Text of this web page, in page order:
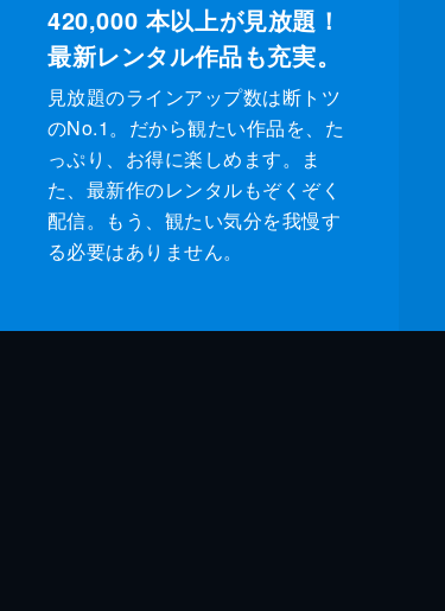
420,000 本以上が見放題！
最新レンタル作品も充実。
見放題のラインアップ数は断トツ
のNo.1。だから観たい作品を、た
っぷり、お得に楽しめます。ま
た、最新作のレンタルもぞくぞく
配信。もう、観たい気分を我慢す
る必要はありません。